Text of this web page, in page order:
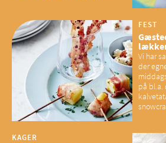
have konsekvenser for vores
sociale fællesskaber
FEST
Vi har
der
på bl.a.
KAGER